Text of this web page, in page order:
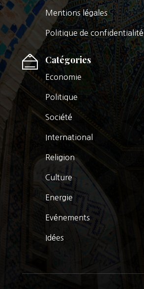
Mentions légales
Politique de confidentialité
Catégories
Economie
Politique
Société
International
Religion
Culture
Energie
Evénements
Idées